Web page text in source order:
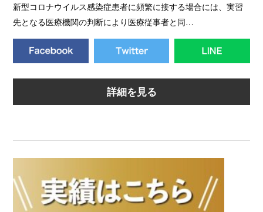
新型コロナウイルス感染症患者に頻繁に接する場合には、実習
先となる医療機関の判断により医療従事者と同…
詳細を見る